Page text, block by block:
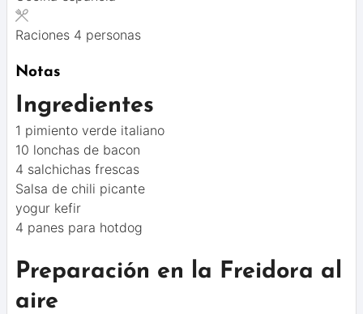
Raciones 4 personas
Notas
Ingredientes
1 pimiento verde italiano
10 lonchas de bacon
4 salchichas frescas
Salsa de chili picante
yogur kefir
4 panes para hotdog
Preparación en la Freidora al
aire